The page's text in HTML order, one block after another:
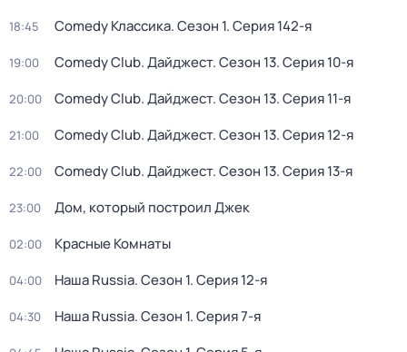
18:45 Comedy Классика. Сезон 1. Серия 142-я
19:00 Comedy Club. Дайджест. Сезон 13. Серия 10-я
20:00 Comedy Club. Дайджест. Сезон 13. Серия 11-я
21:00 Comedy Club. Дайджест. Сезон 13. Серия 12-я
22:00 Comedy Club. Дайджест. Сезон 13. Серия 13-я
23:00 Дом, который построил Джек
02:00 Красные Комнаты
04:00 Наша Russia. Сезон 1. Серия 12-я
04:30 Наша Russia. Сезон 1. Серия 7-я